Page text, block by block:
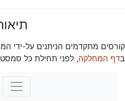
קורסים מתקדמים הניתנים על-ידי
בדף המחלקה, לפני תחילת כל